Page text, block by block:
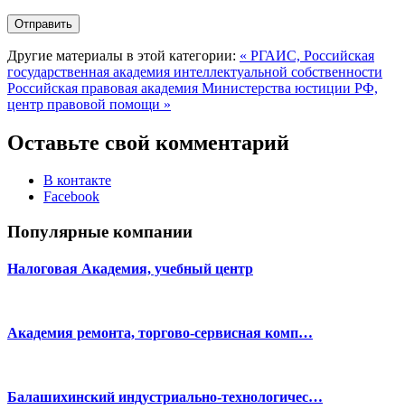
Другие материалы в этой категории: « РГАИС, Российская
государственная академия интеллектуальной собственности
Российская правовая академия Министерства юстиции РФ,
центр правовой помощи »
Оставьте свой комментарий
В контакте
Facebook
Популярные компании
Налоговая Академия, учебный центр
Академия ремонта, торгово-сервисная комп…
Балашихинский индустриально-технологичес…